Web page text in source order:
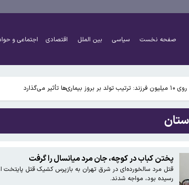
صفحه نخست سیاسی بین الملل اقتصادی اجتماعی و
ماندنی شد
در مسیر تکامل مغز؛ آیا میوه و عسل به بزرگ‌تر شدن مغز انسان
تأثیر می‌گذارد
ماندنی شد
پختن کباب در کوچه، جان مرد میانسال را گرفت
قتل مرد سالخورده‌ای در شرق تهران به بازپرس کشیک قتل پایتخت
رسیده بود، مواجه شدند.